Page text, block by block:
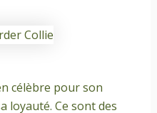
célèbre pour son
loyauté. Ce sont des